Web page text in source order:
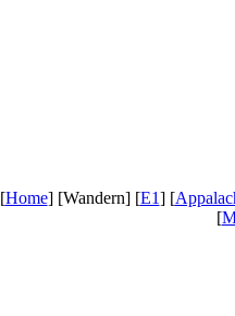
[Home] [Wandern] [E1] [
[